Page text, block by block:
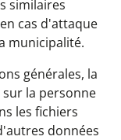
similaires
cas d'attaque
municipalité.
générales, la
la personne
les fichiers
données